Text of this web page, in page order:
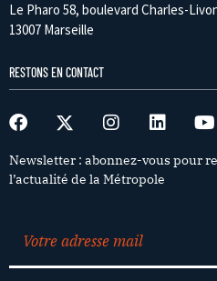
Le Pharo 58, boulevard Charles-
13007 Marseille
RESTONS EN CONTACT
Newsletter : abonnez-vous pour
l’actualité de la Métropole